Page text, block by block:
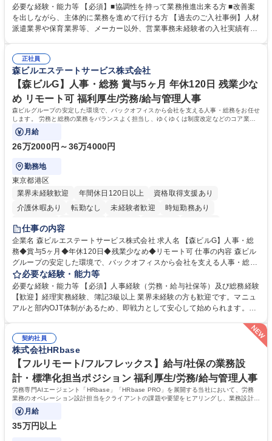
善をお任せ。 【教育制度】ご入社後、育成担当とペアになりながらOJTに
て業務を覚えていただくことが可能です。業務システムがきちんと構築さ
れているため、スムーズに仕事に慣れることができる環境です。また、
募集職種 【大阪・京都・滋賀】営業事務 ※未経験可
必要な経験・能力等 【必須】■協調性を持って業務推進出来る方 ■改善案
を出しながら、主体的に業務を進めて行ける方 【過去のご入社事例】人材
派遣業界や保育業界等、メーカー以外、営業事務未経験者の入社実績有
えて、お客様や社員の状況に合わせ、能動的なサポート、改善の動きも期
待され。組織を支えるスペシャリストとして、チームに貢献し、結果的に
社員から頼られる存在になることができます。平均19:30の退勤以降の業
務の持ち帰りも禁止されており、メリハリのある働き方となります。 学
歴・資格 学歴：大学院 大学 高専 短大 語学力： 資格：
正社員
森ビルエステートサービス株式会社
【森ビルG】人事・総務 賞与5ヶ月 年休120日 残業少な
め リモート可 福利厚生/労務/給与管理人事
森ビルグループの安定した環境で、バックオフィスから会社を支える人事・総務をお任せ
します。 労務と総務の業務をバランスよく担当し、ゆくゆくは制度改定などのコア業務
にも挑戦できる、やりがいある環境です。
月給
26万2000円～36万4000円
勤務地
東京都港区
業界未経験歓迎
年間休日120日以上
資格取得支援あり
介護休暇あり
転勤なし 未経験者歓迎
時短勤務あり
経験者歓迎
完全週休2日制
交通費支給 長期歓迎 駅近5分以内 土日祝休み
仕事の内容
企業名 森ビルエステートサービス株式会社 求人名 【森ビルG】人事・総
務◆賞与5ヶ月◆年休120日◆残業少なめ◆リモート可 仕事の内容 森ビル
グループの安定した環境で、バックオフィスから会社を支える人事・総務
をお任せします。 労務と総務の業務をバランスよく担当し、ゆくゆくは制
度改定などのコア業務にも挑戦できる、やりがいある環境です。 ■勤怠管
理、給与計算、社会保険手続き、年末調整等の労務管理全般 ■入退社手続
き、社内規定の改定や人事制度改定などのコア業務 ■社内イベントの企画
は部内のOJTを中心に、あなたの経験に合わせて不足している部分はいつ
でも質問・相談できる環境が整っているため、安心して成長できます。 募
集職種 【森ビルG】人事・総務◆賞与5ヶ月◆年休120日◆残業少なめ◆
リモート可
必要な経験・能力等
必要な経験・能力等 【必須】人事経験（労務・給与社保等）及び総務経験
【歓迎】経理実務経験、簿記3級以上 業界未経験の方も歓迎です。マニュ
アルと部内OJT体制があるため、即戦力として安心して始められます。
ます。定型業務に留まらず、社内規定や人事制度の改定など会社のコア業
務に挑戦できるため、自身の成長と組織への貢献度をダイレクトに実感で
きます。 残業少なめ、週1日リモート可など、ワークライフバランスを保
ち長期活躍できる環境です。 「これまでの幅広い経験を活かし、長期的な
キャリアを築きたい」という前向きな意欲と挑戦を全力で応援します。 学
歴・資格 学歴：大学院 大学 高専 短大 専修学校 高校 語学力： 資格：日商
簿記検定1級 日商簿記検定2級 日商簿記検定3級
契約社員
株式会社HRbase
【フルリモート/フルフレックス】給与/社保の業務設
計・標準化担当ポジション 福利厚生/労務/給与管理人事
労務専門AIエージェント「HRbase」「HRbase PRO」を展開する当社において、労務
業務のオペレーション設計担当をクライアントの課題や要望をヒアリングし、業務設計や
システム設定へと落とし込むポジションです。
月給
35万円以上